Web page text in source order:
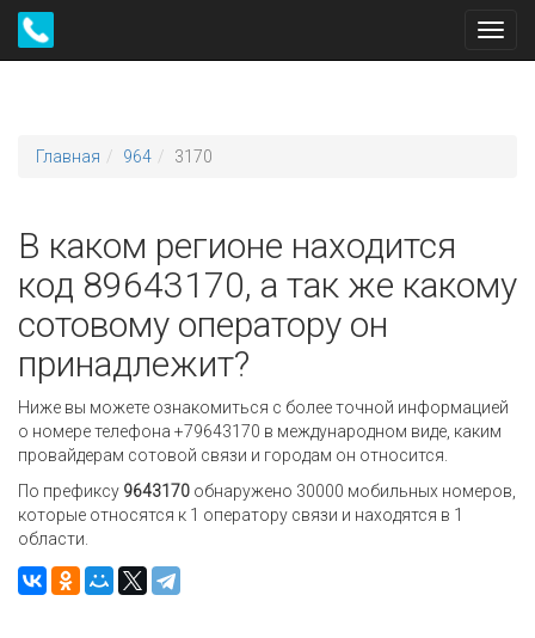
Главная 964 3170
В каком регионе находится
код 89643170, а так же какому
сотовому оператору он
принадлежит?
Ниже вы можете ознакомиться с более точной информацией
о номере телефона +79643170 в международном виде, каким
провайдерам сотовой связи и городам он относится.
По префиксу 9643170 обнаружено 30000 мобильных номеров,
которые относятся к 1 оператору связи и находятся в 1
области.